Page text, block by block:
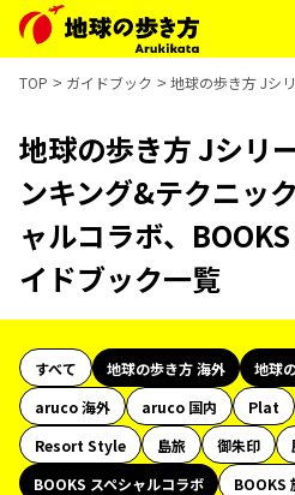
TOP ガイドブック 地球の歩き方 Jシ
地球の歩き方 Jシリ
ンキング&テクニッ
ャルコラボ、
イドブック一覧
すべて 地球の歩き方 海外
地球
aruco 海外
aruco 国内 Plat
Resort Style
島旅 御朱印
BOOKS スペシャルコラボ
BOOKS